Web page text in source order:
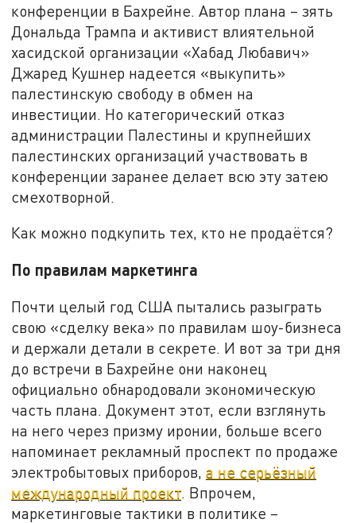
конференции в Бахрейне. Автор плана – зять
Дональда Трампа и активист влиятельной
хасидской организации «Хабад Любавич»
Джаред Кушнер надеется «выкупить»
палестинскую свободу в обмен на
инвестиции. Но категорический отказ
администрации Палестины и крупнейших
палестинских организаций участвовать в
конференции заранее делает всю эту затею
смехотворной.
Как можно подкупить тех, кто не продаётся?
По правилам маркетинга
Почти целый год США пытались разыграть
свою «сделку века» по правилам шоу-бизнеса
и держали детали в секрете. И вот за три дня
до встречи в Бахрейне они наконец
официально обнародовали экономическую
часть плана. Документ этот, если взглянуть
на него через призму иронии, больше всего
напоминает рекламный проспект по продаже
электробытовых приборов,а не серьёзный
международный проект. Впрочем,
маркетинговые тактики в политике –